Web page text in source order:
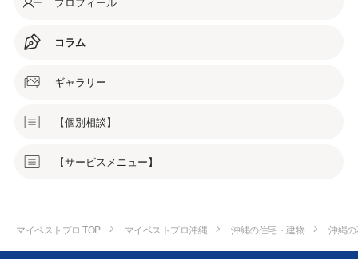
コラム
ギャラリー
【個別相談】
【サービスメニュー】
マイベストプロ TOP マイベストプロ沖縄 沖縄の住宅・建物 沖縄